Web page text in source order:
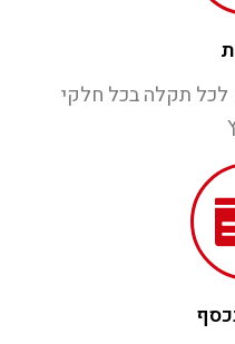
לכל תקלה בכל חלקי